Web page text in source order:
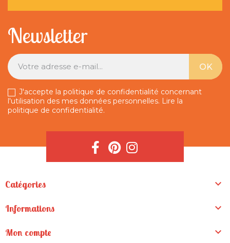
Newsletter
J'accepte la politique de confidentialité concernant
l'utilisation des mes données personnelles. Lire la
politique de confidentialité.
Catégories 
Informations 
Mon compte 